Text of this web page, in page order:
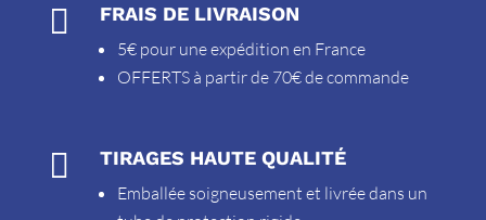
 FRAIS DE LIVRAISON
5€ pour une expédition en France
OFFERTS à partir de 70€ de commande
 TIRAGES HAUTE QUALITÉ
Emballée soigneusement et livrée dans un